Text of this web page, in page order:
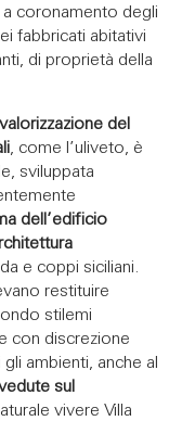
a coronamento degli
fabbricati abitativi
di proprietà della
valorizzazione del
, come l’uliveto, è
sviluppata
dell’edificio
e coppi siciliani.
restituire
stilemi
con discrezione
ambienti, anche al
sul
vivere Villa